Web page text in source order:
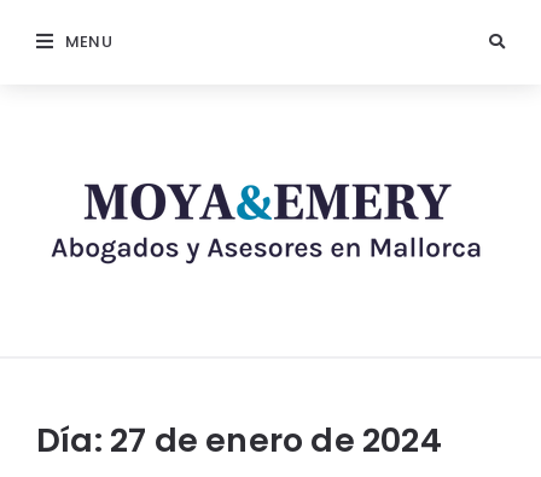
MENU
Día: 27 de enero de 2024